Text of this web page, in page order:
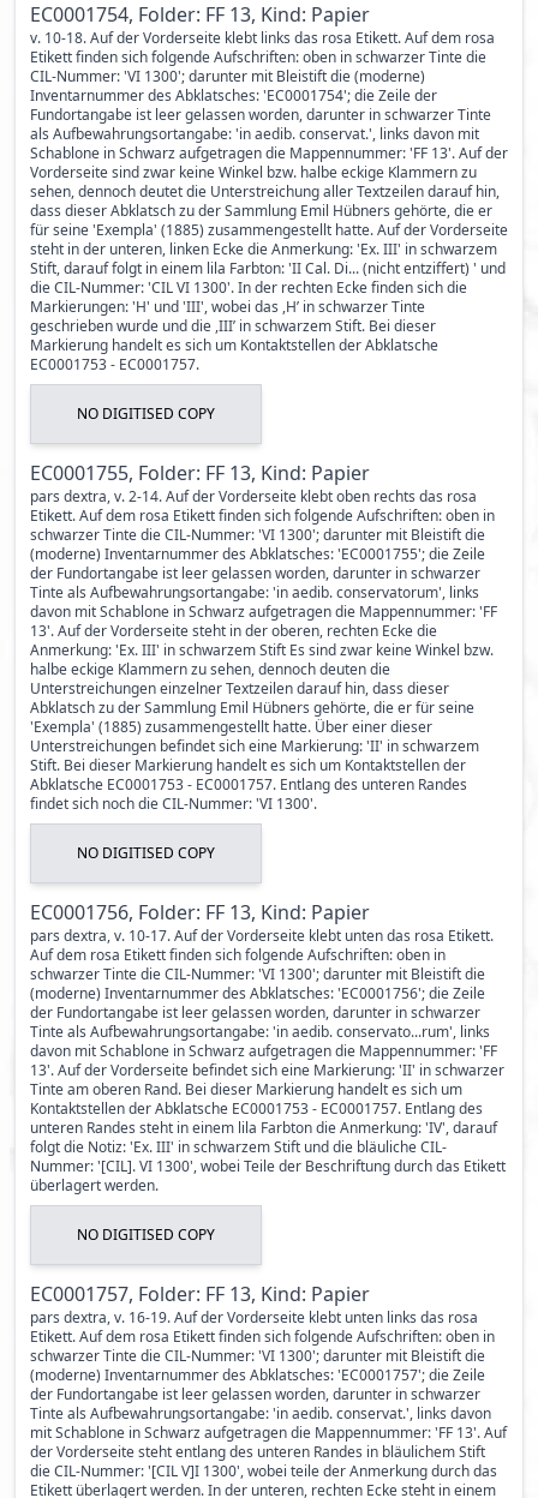
EC0001754, Folder: FF 13, Kind: Papier
v. 10-18. Auf der Vorderseite klebt links das rosa Etikett. Auf dem rosa
Etikett finden sich folgende Aufschriften: oben in schwarzer Tinte die
CIL-Nummer: 'VI 1300'; darunter mit Bleistift die (moderne)
Inventarnummer des Abklatsches: 'EC0001754'; die Zeile der
Fundortangabe ist leer gelassen worden, darunter in schwarzer Tinte
als Aufbewahrungsortangabe: 'in aedib. conservat.', links davon mit
Schablone in Schwarz aufgetragen die Mappennummer: 'FF 13'. Auf der
Vorderseite sind zwar keine Winkel bzw. halbe eckige Klammern zu
sehen, dennoch deutet die Unterstreichung aller Textzeilen darauf hin,
dass dieser Abklatsch zu der Sammlung Emil Hübners gehörte, die er
für seine 'Exempla' (1885) zusammengestellt hatte. Auf der Vorderseite
steht in der unteren, linken Ecke die Anmerkung: 'Ex. III' in schwarzem
Stift, darauf folgt in einem lila Farbton: 'II Cal. Di... (nicht entziffert) ' und
die CIL-Nummer: 'CIL VI 1300'. In der rechten Ecke finden sich die
Markierungen: 'H' und 'III', wobei das ,H’ in schwarzer Tinte
geschrieben wurde und die ,III’ in schwarzem Stift. Bei dieser
Markierung handelt es sich um Kontaktstellen der Abklatsche
EC0001753 - EC0001757.
NO DIGITISED COPY
EC0001755, Folder: FF 13, Kind: Papier
pars dextra, v. 2-14. Auf der Vorderseite klebt oben rechts das rosa
Etikett. Auf dem rosa Etikett finden sich folgende Aufschriften: oben in
schwarzer Tinte die CIL-Nummer: 'VI 1300'; darunter mit Bleistift die
(moderne) Inventarnummer des Abklatsches: 'EC0001755'; die Zeile
der Fundortangabe ist leer gelassen worden, darunter in schwarzer
Tinte als Aufbewahrungsortangabe: 'in aedib. conservatorum', links
davon mit Schablone in Schwarz aufgetragen die Mappennummer: 'FF
13'. Auf der Vorderseite steht in der oberen, rechten Ecke die
Anmerkung: 'Ex. III' in schwarzem Stift Es sind zwar keine Winkel bzw.
halbe eckige Klammern zu sehen, dennoch deuten die
Unterstreichungen einzelner Textzeilen darauf hin, dass dieser
Abklatsch zu der Sammlung Emil Hübners gehörte, die er für seine
'Exempla' (1885) zusammengestellt hatte. Über einer dieser
Unterstreichungen befindet sich eine Markierung: 'II' in schwarzem
Stift. Bei dieser Markierung handelt es sich um Kontaktstellen der
Abklatsche EC0001753 - EC0001757. Entlang des unteren Randes
findet sich noch die CIL-Nummer: 'VI 1300'.
NO DIGITISED COPY
EC0001756, Folder: FF 13, Kind: Papier
pars dextra, v. 10-17. Auf der Vorderseite klebt unten das rosa Etikett.
Auf dem rosa Etikett finden sich folgende Aufschriften: oben in
schwarzer Tinte die CIL-Nummer: 'VI 1300'; darunter mit Bleistift die
(moderne) Inventarnummer des Abklatsches: 'EC0001756'; die Zeile
der Fundortangabe ist leer gelassen worden, darunter in schwarzer
Tinte als Aufbewahrungsortangabe: 'in aedib. conservato...rum', links
davon mit Schablone in Schwarz aufgetragen die Mappennummer: 'FF
13'. Auf der Vorderseite befindet sich eine Markierung: 'II' in schwarzer
Tinte am oberen Rand. Bei dieser Markierung handelt es sich um
Kontaktstellen der Abklatsche EC0001753 - EC0001757. Entlang des
unteren Randes steht in einem lila Farbton die Anmerkung: 'IV', darauf
folgt die Notiz: 'Ex. III' in schwarzem Stift und die bläuliche CIL-
Nummer: '[CIL]. VI 1300', wobei Teile der Beschriftung durch das Etikett
überlagert werden.
NO DIGITISED COPY
EC0001757, Folder: FF 13, Kind: Papier
pars dextra, v. 16-19. Auf der Vorderseite klebt unten links das rosa
Etikett. Auf dem rosa Etikett finden sich folgende Aufschriften: oben in
schwarzer Tinte die CIL-Nummer: 'VI 1300'; darunter mit Bleistift die
(moderne) Inventarnummer des Abklatsches: 'EC0001757'; die Zeile
der Fundortangabe ist leer gelassen worden, darunter in schwarzer
Tinte als Aufbewahrungsortangabe: 'in aedib. conservat.', links davon
mit Schablone in Schwarz aufgetragen die Mappennummer: 'FF 13'. Auf
der Vorderseite steht entlang des unteren Randes in bläulichem Stift
die CIL-Nummer: '[CIL V]I 1300', wobei teile der Anmerkung durch das
Etikett überlagert werden. In der unteren, rechten Ecke steht in einem